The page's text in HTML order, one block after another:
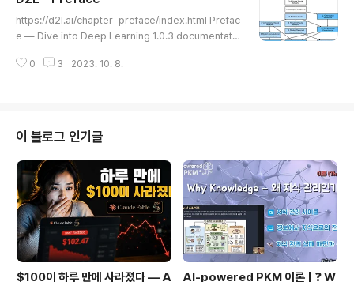
o write an application to manage an e-commerc
e platform. Afte..
https://d2l.ai/chapter_preface/index.html Prefac
e — Dive into Deep Learning 1.0.3 documentati
ere no legions of deep learning scientists devel
es in daily newspapers. Our parents had no ide
a what machine learning ..
0 3 2023. 10. 8.
이 블로그 인기글
$100이 하루 만에 사라졌다 — A
AI-powered PKM 이론 | ❓ W